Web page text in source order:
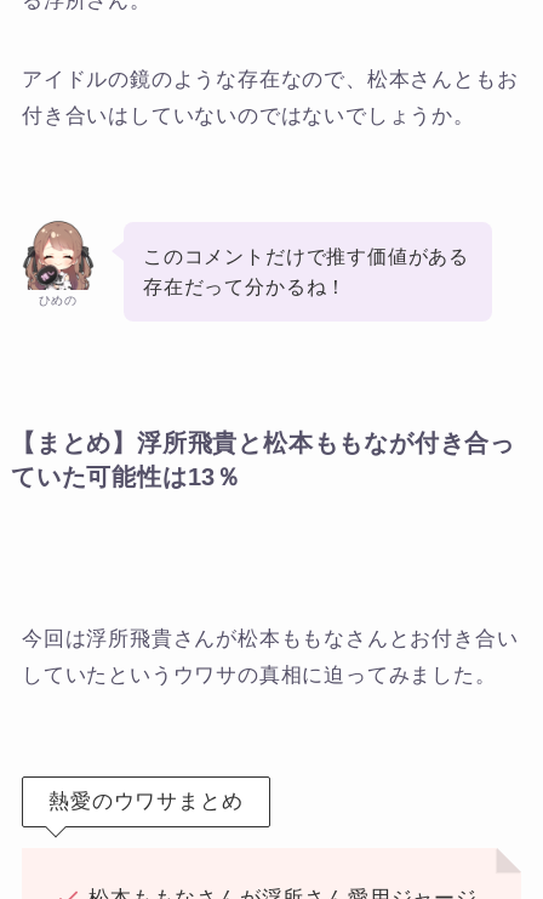
アイドルの鏡のような存在なので、松本さんともお
付き合いはしていないのではないでしょうか。
ひめの
このコメントだけで推す価値がある
存在だって分かるね！
【まとめ】浮所飛貴と松本ももなが付き合っ
ていた可能性は13％
今回は浮所飛貴さんが松本ももなさんとお付き合い
していたというウワサの真相に迫ってみました。
熱愛のウワサまとめ